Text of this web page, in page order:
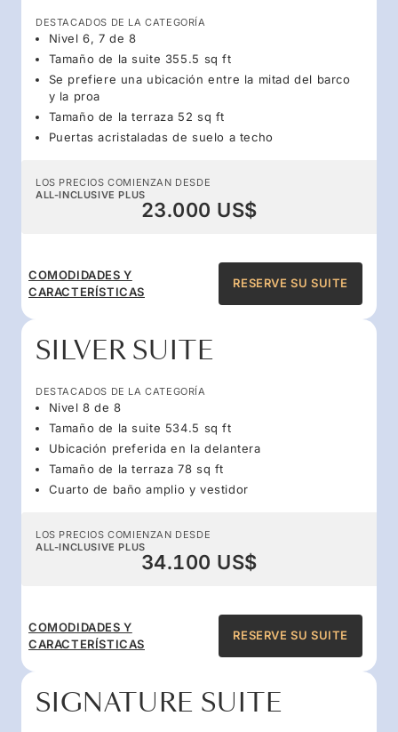
DESTACADOS DE LA CATEGORÍA
Nivel 6, 7 de 8
Tamaño de la suite 355.5 sq ft
Se prefiere una ubicación entre la mitad del barco
y la proa
Tamaño de la terraza 52 sq ft
Puertas acristaladas de suelo a techo
LOS PRECIOS COMIENZAN DESDE
ALL-INCLUSIVE PLUS
23.000 US$
COMODIDADES Y
CARACTERÍSTICAS
RESERVE SU SUITE
SILVER SUITE
DESTACADOS DE LA CATEGORÍA
Nivel 8 de 8
Tamaño de la suite 534.5 sq ft
Ubicación preferida en la delantera
Tamaño de la terraza 78 sq ft
Cuarto de baño amplio y vestidor
LOS PRECIOS COMIENZAN DESDE
ALL-INCLUSIVE PLUS
34.100 US$
COMODIDADES Y
CARACTERÍSTICAS
RESERVE SU SUITE
SIGNATURE SUITE